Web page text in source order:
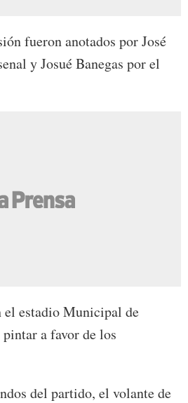
fueron anotados por José
y Josué Banegas por el
estadio Municipal de
pintar a favor de los
del partido, el volante de